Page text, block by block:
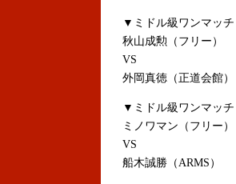
▼ミドル級ワンマッチ
秋山成勲（フリー）
VS
外岡真徳（正道会館）
▼ミドル級ワンマッチ
ミノワマン（フリー）
VS
船木誠勝（ARMS）